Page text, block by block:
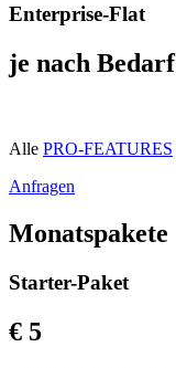
Enterprise-Flat
je nach Bedarf
Alle PRO-FEATURES
Anfragen
Monatspakete
Starter-Paket
€ 5